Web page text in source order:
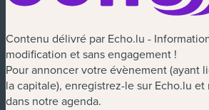
Contenu délivré par Echo.lu -
modification et sans engagement !
Pour annoncer votre évènement (ayant
la capitale), enregistrez-le sur Echo.lu
dans notre agenda.